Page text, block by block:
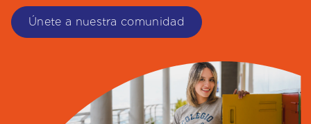
Únete a nuestra comunidad